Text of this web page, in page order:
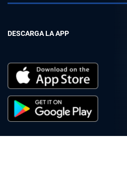
DESCARGA LA APP